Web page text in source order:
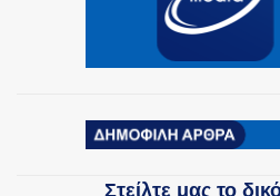
Στείλτε μας το